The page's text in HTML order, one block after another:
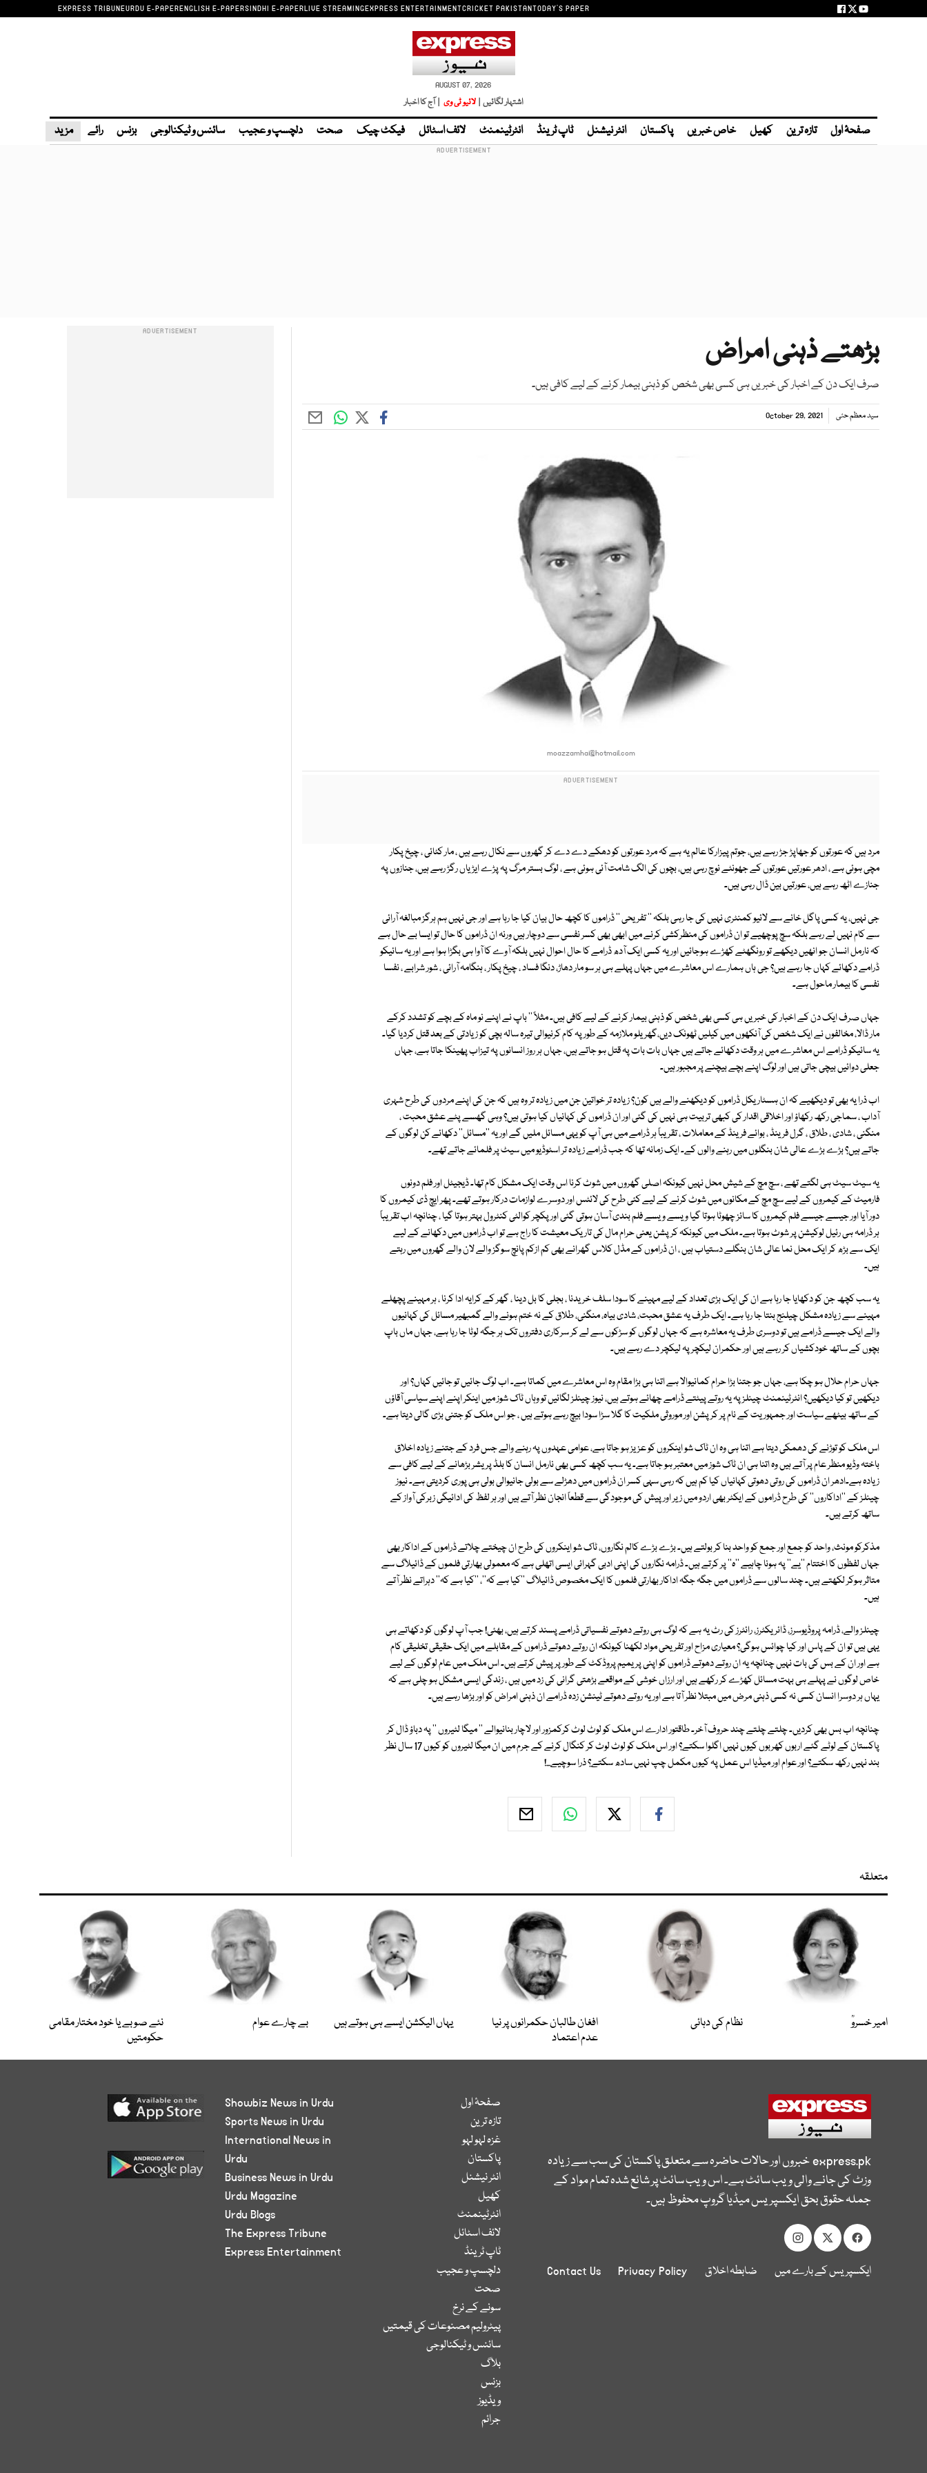
EXPRESS TRIBUNEURDU E-PAPERENGLISH E-PAPERSINDHI E-PAPERLIVE STREAMINGEXPRESS ENTERTAINMENTCRICKET PAKISTANTODAY'S PAPER
AUGUST 07, 2026
اشتہار لگائیں | لائیو ٹی وی | آج کا اخبار
صفحۂ اول تازہ ترین کھیل خاص خبریں پاکستان انٹر نیشنل ٹاپ ٹرینڈ انٹرٹینمنٹ لائف اسٹائل فیکٹ چیک صحت دلچسپ و عجیب سائنس و ٹیکنالوجی بزنس رائے مزید
بڑھتے ذہنی امراض
صرف ایک دن کے اخبار کی خبریں ہی کسی بھی شخص کو ذہنی بیمار کرنے کے لیے کافی ہیں۔
سید معظم حئی October 29, 2021
moazzamhai@hotmail.com
مرد ہیں کہ عورتوں کو جھاپڑ جڑ رہے ہیں، جوتم پیزارکا عالم یہ ہے کہ مرد عورتوں کو دھکے دے دے کر گھروں سے نکال رہے ہیں ، مار کٹائی ، چیخ پکار
مچی ہوئی ہے ، ادھر عورتیں عورتوں کے جھونٹے نوچ رہی ہیں، بچوں کی الگ شامت آئی ہوئی ہے ، لوگ بستر مرگ پہ پڑے ایڑیاں رگڑ رہے ہیں، جنازوں پہ
جنازے اٹھ رہے ہیں، عورتیں بین ڈال رہی ہیں۔
جی نہیں، یہ کسی پاگل خانے سے لائیو کمنٹری نہیں کی جا رہی بلکہ '' تفریحی '' ڈراموں کا کچھ حال بیان کیا جا رہا ہے اور جی نہیں ہم ہرگز مبالغہ آرائی
سے کام نہیں لے رہے بلکہ سچ پوچھیے تو ان ڈراموں کی منظرکشی کرنے میں ابھی بھی کسر نفسی سے دوچار ہیں ورنہ ان ڈراموں کا حال تو ایسا بے حال ہے
کہ نارمل انسان جو انھیں دیکھے تو رونگھٹے کھڑے ہوجائیں اور یہ کسی ایک آدھ ڈرامے کا حال احوال نہیں بلکہ آوے کا آوا ہی بگڑا ہوا ہے اور یہ سائیکو
ڈرامے دکھائے کہاں جا رہے ہیں؟ جی ہاں ہمارے اس معاشرے میں جہاں پہلے ہی ہر سو مار دھاڑ، دنگا فساد ، چیخ پکار ، ہنگامہ آرائی ، شور شرابے ، نفسا
نفسی کا بیمار ماحول ہے۔
جہاں صرف ایک دن کے اخبار کی خبریں ہی کسی بھی شخص کو ذہنی بیمار کرنے کے لیے کافی ہیں۔ مثلاً '' باپ نے اپنے نو ماہ کے بچے کو تشدد کرکے
مار ڈالا، مخالفوں نے ایک شخص کی آنکھوں میں کیلیں ٹھونک دیں،گھریلو ملازمہ کے طور پہ کام کرنیوالی تیرہ سالہ بچی کو زیادتی کے بعد قتل کردیا گیا۔
یہ سائیکو ڈرامے اس معاشرے میں ہر وقت دکھائے جاتے ہیں جہاں بات بات پہ قتل ہو جاتے ہیں، جہاں ہر روز انسانوں پہ تیزاب پھینکا جاتا ہے، جہاں
جعلی دوائیں بیچی جاتی ہیں اور لوگ اپنے بچے بیچنے پر مجبور ہیں۔
اب ذرا یہ بھی تو دیکھیے کہ ان ہسٹاریکل ڈراموں کو دیکھنے والے ہیں کون؟ زیادہ تر خواتین جن میں زیادہ تر وہ ہیں کہ جن کی اپنے مردوں کی طرح شہری
آداب ، سماجی رکھ رکھاؤ اور اخلاقی اقدار کی کبھی تربیت ہی نہیں کی گئی اور ان ڈراموں کی کہانیاں کیا ہوتی ہیں؟ وہی گھسے پٹے عشق محبت ،
منگنی ، شادی ، طلاق ، گرل فرینڈ ، بوائے فرینڈ کے معاملات ، تقریباً ہر ڈرامے میں ہی آپ کو یہی مسائل ملیں گے اور یہ ''مسائل'' دکھائے کن لوگوں کے
جاتے ہیں؟ بڑے بڑے عالی شان بنگلوں میں رہنے والوں کے۔ ایک زمانہ تھا کہ جب ڈرامے زیادہ تر اسٹوڈیو میں سیٹ پر فلمائے جاتے تھے۔
یہ سیٹ سیٹ ہی لگتے تھے ، سچ مچ کے شیش محل نہیں کیونکہ اصلی گھروں میں شوٹ کرنا اس وقت ایک مشکل کام تھا۔ ڈیجیٹل اور فلم دونوں
فارمیٹ کے کیمروں کے لیے سچ مچ کے مکانوں میں شوٹ کرنے کے لیے کئی طرح کی لائٹس اور دوسرے لوازمات درکار ہوتے تھے۔ پھر ایچ ڈی کیمروں کا
دور آیا اور جیسے جیسے فلم کیمروں کا سائز چھوٹا ہوتا گیا ویسے ویسے فلم بندی آسان ہوتی گئی اور پکچر کوالٹی کنٹرول بہتر ہوتا گیا ، چنانچہ اب تقریباً
ہر ڈرامہ ہی رئیل لوکیشن پر شوٹ ہوتا ہے۔ ملک میں کیونکہ کرپشن یعنی حرام مال کی تاریک معیشت کا راج ہے تو اب ڈراموں میں دکھانے کے لیے
ایک سے بڑھ کر ایک محل نما عالی شان بنگلے دستیاب ہیں ، ان ڈراموں کے مڈل کلاس گھرانے بھی کم ازکم پانچ سوگز والے لان والے گھروں میں رہتے
ہیں۔
یہ سب کچھ جن کو دکھایا جا رہا ہے ان کی ایک بڑی تعداد کے لیے مہینے کا سودا سلف خریدنا ، بجلی کا بل دینا ، گھر کے کرایہ ادا کرنا ، ہر مہینے پچھلے
مہینے سے زیادہ مشکل چیلنج بنتا جا رہا ہے۔ ایک طرف یہ عشق محبت، شادی بیاہ، منگنی، طلاق کے نہ ختم ہونے والے گمبھیر مسائل کی کہانیوں
والے ایک جیسے ڈرامے ہیں تو دوسری طرف یہ معاشرہ ہے کہ جہاں لوگوں کو سڑکوں سے لے کر سرکاری دفتروں تک ہر جگہ لوٹا جا رہا ہے، جہاں ماں باپ
بچوں کے ساتھ خودکشیاں کر رہے ہیں اور حکمران لیکچر پہ لیکچر دے رہے ہیں۔
جہاں حرام حلال ہو چکا ہے، جہاں جو جتنا بڑا حرام کمانیوالا ہے اتنا ہی بڑا مقام وہ اس معاشرے میں کماتا ہے۔ اب لوگ جائیں تو جائیں کہاں؟ اور
دیکھیں تو کیا دیکھیں؟ انٹرٹینمنٹ چینلز پہ یہ روتے پیٹتے ڈرامے چھائے ہوتے ہیں، نیوز چینلز لگائیں تو وہاں ٹاک شوز میں اینکر اپنے اپنے سیاسی آقاؤں
کے ساتھ بیٹھے سیاست اور جمہوریت کے نام پر کرپشن اور موروثی ملکیت کا گلا سڑا سودا بیچ رہے ہوتے ہیں ، جو اس ملک کو جتنی بڑی گالی دیتا ہے۔
اس ملک کو توڑنے کی دھمکی دیتا ہے اتنا ہی وہ ان ٹاک شو اینکروں کو عزیز ہو جاتا ہے، عوامی عہدوں پہ رہنے والے جس فرد کے جتنے زیادہ اخلاق
باختہ وڈیو منظر عام پر آتے ہیں وہ اتنا ہی ان ٹاک شوز میں معتبر ہو جاتا ہے۔ یہ سب کچھ کسی بھی نارمل انسان کا بلڈ پریشر بڑھانے کے لیے کافی سے
زیادہ ہے۔ادھر ان ڈراموں کی روتی دھوتی کہانیاں کیا کم ہیں کہ رہی سہی کسر ان ڈراموں میں دھڑلے سے بولی جانیوالی بولی ہی پوری کردیتی ہے۔ نیوز
چینلز کے ''اداکاروں'' کی طرح ڈراموں کے ایکٹر بھی اردو میں زیر اور پیش کی موجودگی سے قطعاً انجان نظر آتے ہیں اور ہر لفظ کی ادائیگی زبرکی آواز کے
ساتھ کرتے ہیں۔
مذکرکو مونث، واحد کو جمع اور جمع کو واحد بنا کر بولتے ہیں۔ بڑے بڑے کالم نگاروں، ٹاک شو اینکروں کی طرح ان چیختے چلاتے ڈراموں کے اداکار بھی
جہاں لفظوں کا اختتام ''یے'' پہ ہونا چاہیے ''ہ'' پر کرتے ہیں۔ ڈرامہ نگاروں کی اپنی ادبی گہرائی ایسی اتھلی ہے کہ معمولی بھارتی فلموں کے ڈائیلاگ سے
متاثر ہوکر لکھتے ہیں۔ چند سالوں سے ڈراموں میں جگہ جگہ اداکار بھارتی فلموں کا ایک مخصوص ڈائیلاگ ''کیا ہے کہ''، ''کیا ہے کہ'' دہراتے نظر آتے
ہیں۔
چینلز والے، ڈرامہ پروڈیوسرز، ڈائریکٹرز، رائٹرز کی رٹ یہ ہے کہ لوگ ہی روتے دھوتے نفسیاتی ڈرامے پسند کرتے ہیں، بھئی! جب آپ لوگوں کو دکھاتے ہی
یہی ہیں تو ان کے پاس اور کیا چوائس ہوگی؟ معیاری مزاح اور تفریحی مواد لکھنا کیونکہ ان روتے دھوتے ڈراموں کے مقابلے میں ایک حقیقی تخلیقی کام
ہے اور ان کے بس کی بات نہیں چنانچہ یہ ان روتے دھوتے ڈراموں کو اپنی پریمیم پروڈکٹ کے طور پر پیش کرتے ہیں۔ اس ملک میں عام لوگوں کے لیے
خاص لوگوں نے پہلے ہی بہت مسائل کھڑے کر رکھے ہیں اور ارزاں خوشی کے مواقعے بڑھتی گرانی کی زد میں ہیں ، زندگی ایسی مشکل ہو چلی ہے کہ
یہاں ہر دوسرا انسان کسی نہ کسی ذہنی مرض میں مبتلا نظر آتا ہے اور یہ روتے دھوتے ٹینشن زدہ ڈرامے ان ذہنی امراض کو اور بڑھا رہے ہیں۔
چنانچہ اب بس بھی کردیں۔ چلتے چلتے چند حروف آخر۔ طاقتور ادارے اس ملک کو لوٹ لوٹ کرکمزور اور لاچار بنانیوالے '' میگا لٹیروں '' پہ دباؤ ڈال کر
پاکستان کے لوٹے گئے اربوں کھربوں کیوں نہیں اگلوا سکتے؟ اور اس ملک کو لوٹ لوٹ کر کنگال کرنے کے جرم میں ان میگا لٹیروں کو کیوں 17 سال نظر
بند نہیں رکھ سکتے؟ اور عوام اور میڈیا اس عمل پہ کیوں مکمل چپ نہیں سادھ سکتے؟ ذرا سوچیے...!
متعلقہ
امیر خسروؒ نظام کی دہائی
افغان طالبان حکمرانوں پر نیا
عدم اعتماد
یہاں الیکشن ایسے ہی ہوتے ہیں بے چارے عوام
نئے صوبے یا خود مختار مقامی
حکومتیں
express.pkخبروں اور حالات حاضرہ سے متعلق پاکستان کی سب سے زیادہ
وزٹ کی جانے والی ویب سائٹ ہے۔ اس ویب سائٹ پر شائع شدہ تمام مواد کے
جملہ حقوق بحق ایکسپریس میڈیا گروپ محفوظ ہیں۔
ایکسپریس کے بارے میں ضابطہ اخلاق Privacy Policy
Contact Us
صفحۂ اول
تازہ ترین
غزہ لہو لہو
پاکستان
انٹر نیشنل
کھیل
انٹرٹینمنٹ
لائف اسٹائل
ٹاپ ٹرینڈ
دلچسپ و عجیب
صحت
سونے کے نرخ
پیٹرولیم مصنوعات کی قیمتیں
سائنس و ٹیکنالوجی
بلاگ
بزنس
ویڈیوز
جرائم
Showbiz News in Urdu
Sports News in Urdu
International News in
Urdu
Business News in Urdu
Urdu Magazine
Urdu Blogs
The Express Tribune
Express Entertainment